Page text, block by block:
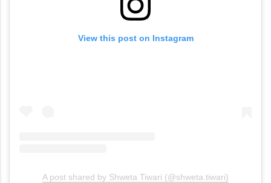
View this post on Instagram
A post shared by Shweta Tiwari (@shweta.tiwari)